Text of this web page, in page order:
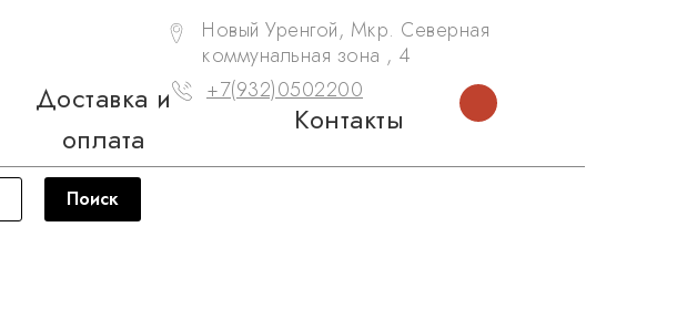
+7(932)0502200
Новый Уренгой, Мкр. Северная
коммунальная зона , 4
Доставка и
оплата
Контакты
Поиск